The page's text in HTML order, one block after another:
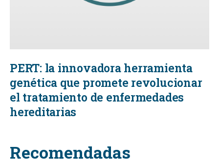
PERT: la innovadora herramienta
genética que promete revolucionar
el tratamiento de enfermedades
hereditarias
Recomendadas